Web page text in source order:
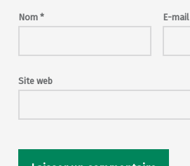
Nom * E-mail
Site web